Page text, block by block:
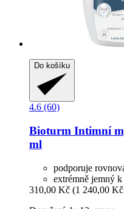
Do košíku
4.6 (60)
Bioturm Intimní
ml
podporuje
extrémně jemný
310,00 Kč (1 240,00